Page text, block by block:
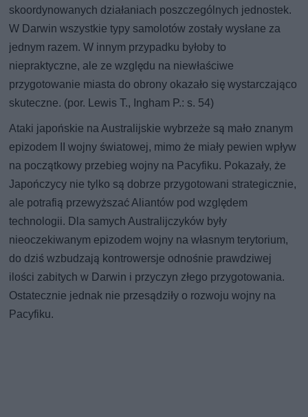
skoordynowanych działaniach poszczególnych jednostek.
W Darwin wszystkie typy samolotów zostały wysłane za
jednym razem. W innym przypadku byłoby to
niepraktyczne, ale ze względu na niewłaściwe
przygotowanie miasta do obrony okazało się wystarczająco
skuteczne. (por. Lewis T., Ingham P.: s. 54)
Ataki japońskie na Australijskie wybrzeże są mało znanym
epizodem II wojny światowej, mimo że miały pewien wpływ
na początkowy przebieg wojny na Pacyfiku. Pokazały, że
Japończycy nie tylko są dobrze przygotowani strategicznie,
ale potrafią przewyższać Aliantów pod względem
technologii. Dla samych Australijczyków były
nieoczekiwanym epizodem wojny na własnym terytorium,
do dziś wzbudzają kontrowersje odnośnie prawdziwej
ilości zabitych w Darwin i przyczyn złego przygotowania.
Ostatecznie jednak nie przesądziły o rozwoju wojny na
Pacyfiku.